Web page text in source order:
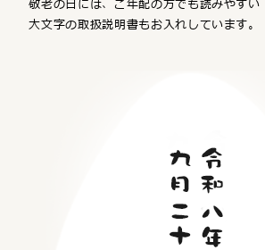
敬老の日には、ご年配の方でも読みやすい
大文字の取扱説明書もお入れしています。